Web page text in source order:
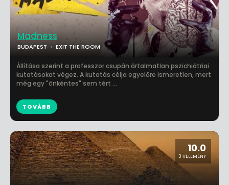
Madness
BUDAPEST EXIT THE ROOM
Állítása szerint a professzor csupán ártalmatlan pszichiátriai
kutatásokat végez. A kutatás célja egyelőre ismeretlen, mert
még egy "önkéntes" sem tért ...
TOVÁBB
10.0
3 VÉLEMÉNY